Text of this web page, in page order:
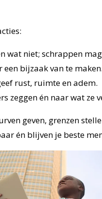
wat niet; schrappen
bijzaak van te maken.
rust, ruimte en adem.
zeggen én naar wat ze
geven, grenzen
én blijven je beste